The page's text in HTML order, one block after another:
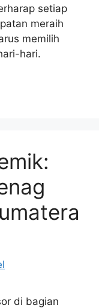
setiap
meraih
memilih
hari.
di bagian